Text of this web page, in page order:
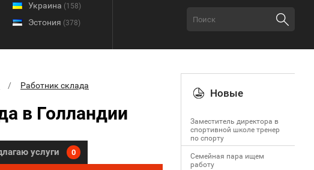
Украина (158)
Эстония (378)
Работник склада
в Голландии
услуги 0
Новые
Заместитель директора в
спортивной школе тренер
по спорту
Семейная пара ищем
работу